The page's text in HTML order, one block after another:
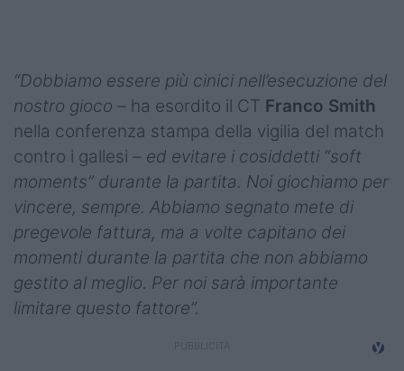
“Dobbiamo essere più cinici nell’esecuzione del
nostro gioco – ha esordito il CT Franco Smith
nella conferenza stampa della vigilia del match
contro i gallesi – ed evitare i cosiddetti “soft
moments” durante la partita. Noi giochiamo per
vincere, sempre. Abbiamo segnato mete di
pregevole fattura, ma a volte capitano dei
momenti durante la partita che non abbiamo
gestito al meglio. Per noi sarà importante
limitare questo fattore”.